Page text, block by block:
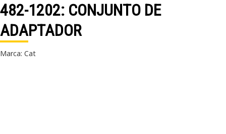
482-1202: CONJUNTO DE
ADAPTADOR
Marca: Cat